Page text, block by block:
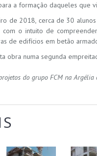
a formação daqueles que
de 2018, cerca de 30 alunos
com o intuito de
de edifícios em betão
obra numa segunda
do grupo FCM na